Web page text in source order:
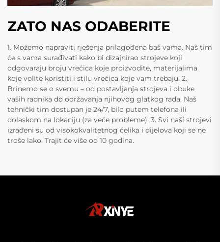
ZATO NAS ODABERITE
1. Možemo napraviti rješenja prilagođena baš vama. Naš tim
će s vama surađivati kako bi dizajnirao strojeve koji
odgovaraju broju vrećica koje proizvodite, materijalima
koje volite koristiti i stilu vrećica koje vam trebaju. 2.
Brinemo se o svemu – od postavljanja strojeva i obuke
vaših radnika do održavanja njihovog glatkog rada. Naš
tehnički tim dostupan je 24/7, bilo putem telefona ili
dolaskom na lokaciju (za veće probleme). 3. Svi naši strojevi
izrađeni su od visokokvalitetnog čelika i dijelova koji se ne
troše lako. Trajit će više od 10 godina.